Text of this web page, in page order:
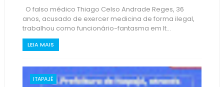
O falso médico Thiago Celso Andrade Reges, 36
anos, acusado de exercer medicina de forma ilegal,
trabalhou como funcionário-fantasma em It...
LEIA MAIS
ITAPAJÉ